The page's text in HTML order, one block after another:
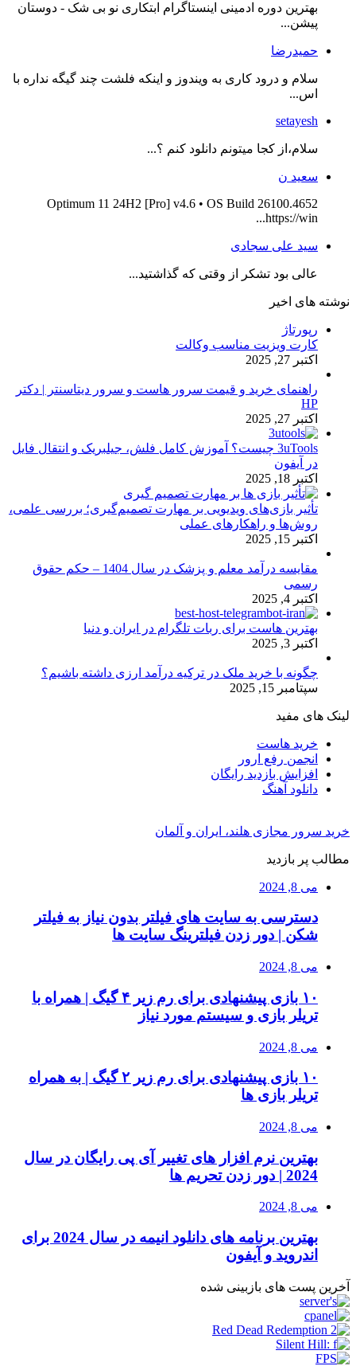
بهترین دوره ادمینی اینستاگرام ابتکاری نو بی شک - دوستان
پیشن...
حمیدرضا
سلام و درود کاری به ویندوز و اینکه فلشت چند گیگه نداره با
اس...
setayesh
سلام،از کجا میتونم دانلود کنم ؟...
سعید ن
Optimum 11 24H2 [Pro] v4.6 • OS Build 26100.4652
https://win...
سید علی سجادی
عالی بود تشکر از وقتی که گذاشتید...
نوشته های اخیر
رپورتاژ
کارت ویزیت مناسب وکالت
اکتبر 27, 2025
راهنمای خرید و قیمت سرور هاست و سرور دیتاسنتر | دکتر
HP
اکتبر 27, 2025
3uTools چیست؟ آموزش کامل فلش، جیلبریک و انتقال فایل
در آیفون
اکتبر 18, 2025
تأثیر بازی‌های ویدیویی بر مهارت تصمیم‌گیری؛ بررسی علمی،
روش‌ها و راهکارهای عملی
اکتبر 15, 2025
مقایسه درآمد معلم و پزشک در سال 1404 – حکم حقوق
رسمی
اکتبر 4, 2025
بهترین هاست برای ربات تلگرام در ایران و دنیا
اکتبر 3, 2025
چگونه با خرید ملک در ترکیه درآمد ارزی داشته باشیم؟
سپتامبر 15, 2025
لینک های مفید
خرید هاست
انجمن رفع ارور
افزایش بازدید رایگان
دانلود آهنگ
خرید سرور مجازی هلند، ایران و آلمان
مطالب پر بازدید
می 8, 2024
دسترسی به سایت های فیلتر بدون نیاز به فیلتر
شکن | دور زدن فیلترینگ سایت ها
می 8, 2024
۱۰ بازی پیشنهادی برای رم زیر ۴ گیگ | همراه با
تریلر بازی و سیستم مورد نیاز
می 8, 2024
۱۰ بازی پیشنهادی برای رم زیر ۲ گیگ | به همراه
تریلر بازی ها
می 8, 2024
بهترین نرم افزار های تغییر آی پی رایگان در سال
2024 | دور زدن تحریم ها
می 8, 2024
بهترین برنامه های دانلود انیمه در سال 2024 برای
اندروید و آیفون
آخرین پست های بازبینی شده